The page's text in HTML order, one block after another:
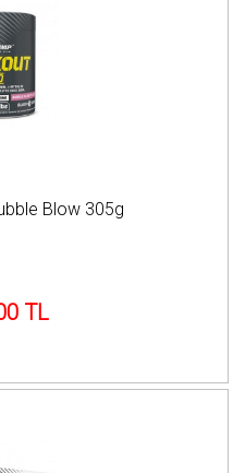
Blow 305g
TL